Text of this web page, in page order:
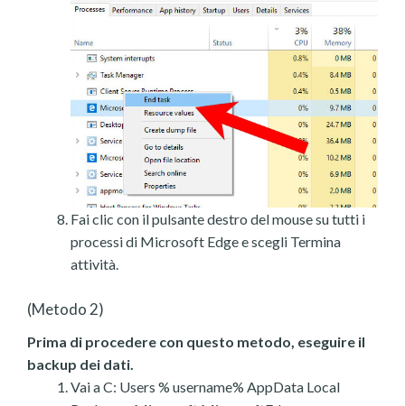
Fai clic con il pulsante destro del mouse su tutti i
processi di Microsoft Edge e scegli Termina
attività.
(Metodo 2)
Prima di procedere con questo metodo, eseguire il
backup dei dati.
Vai a C: Users % username% AppData Local